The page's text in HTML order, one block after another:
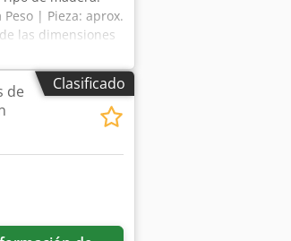
| Pieza: aprox.
las dimensiones
Rq Do Tof
disponible solo
adicionales,
se nos puede
Clasificado
de